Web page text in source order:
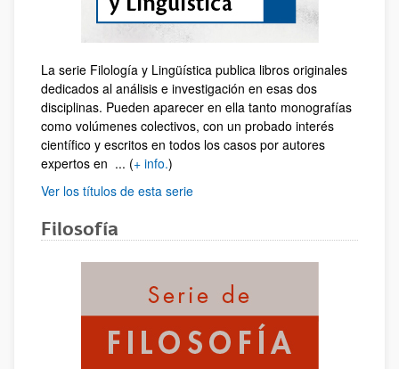
La serie Filología y Lingüística publica libros originales
dedicados al análisis e investigación en esas dos
disciplinas. Pueden aparecer en ella tanto monografías
como volúmenes colectivos, con un probado interés
científico y escritos en todos los casos por autores
expertos en ... (+ info.)
Ver los títulos de esta serie
Filosofía